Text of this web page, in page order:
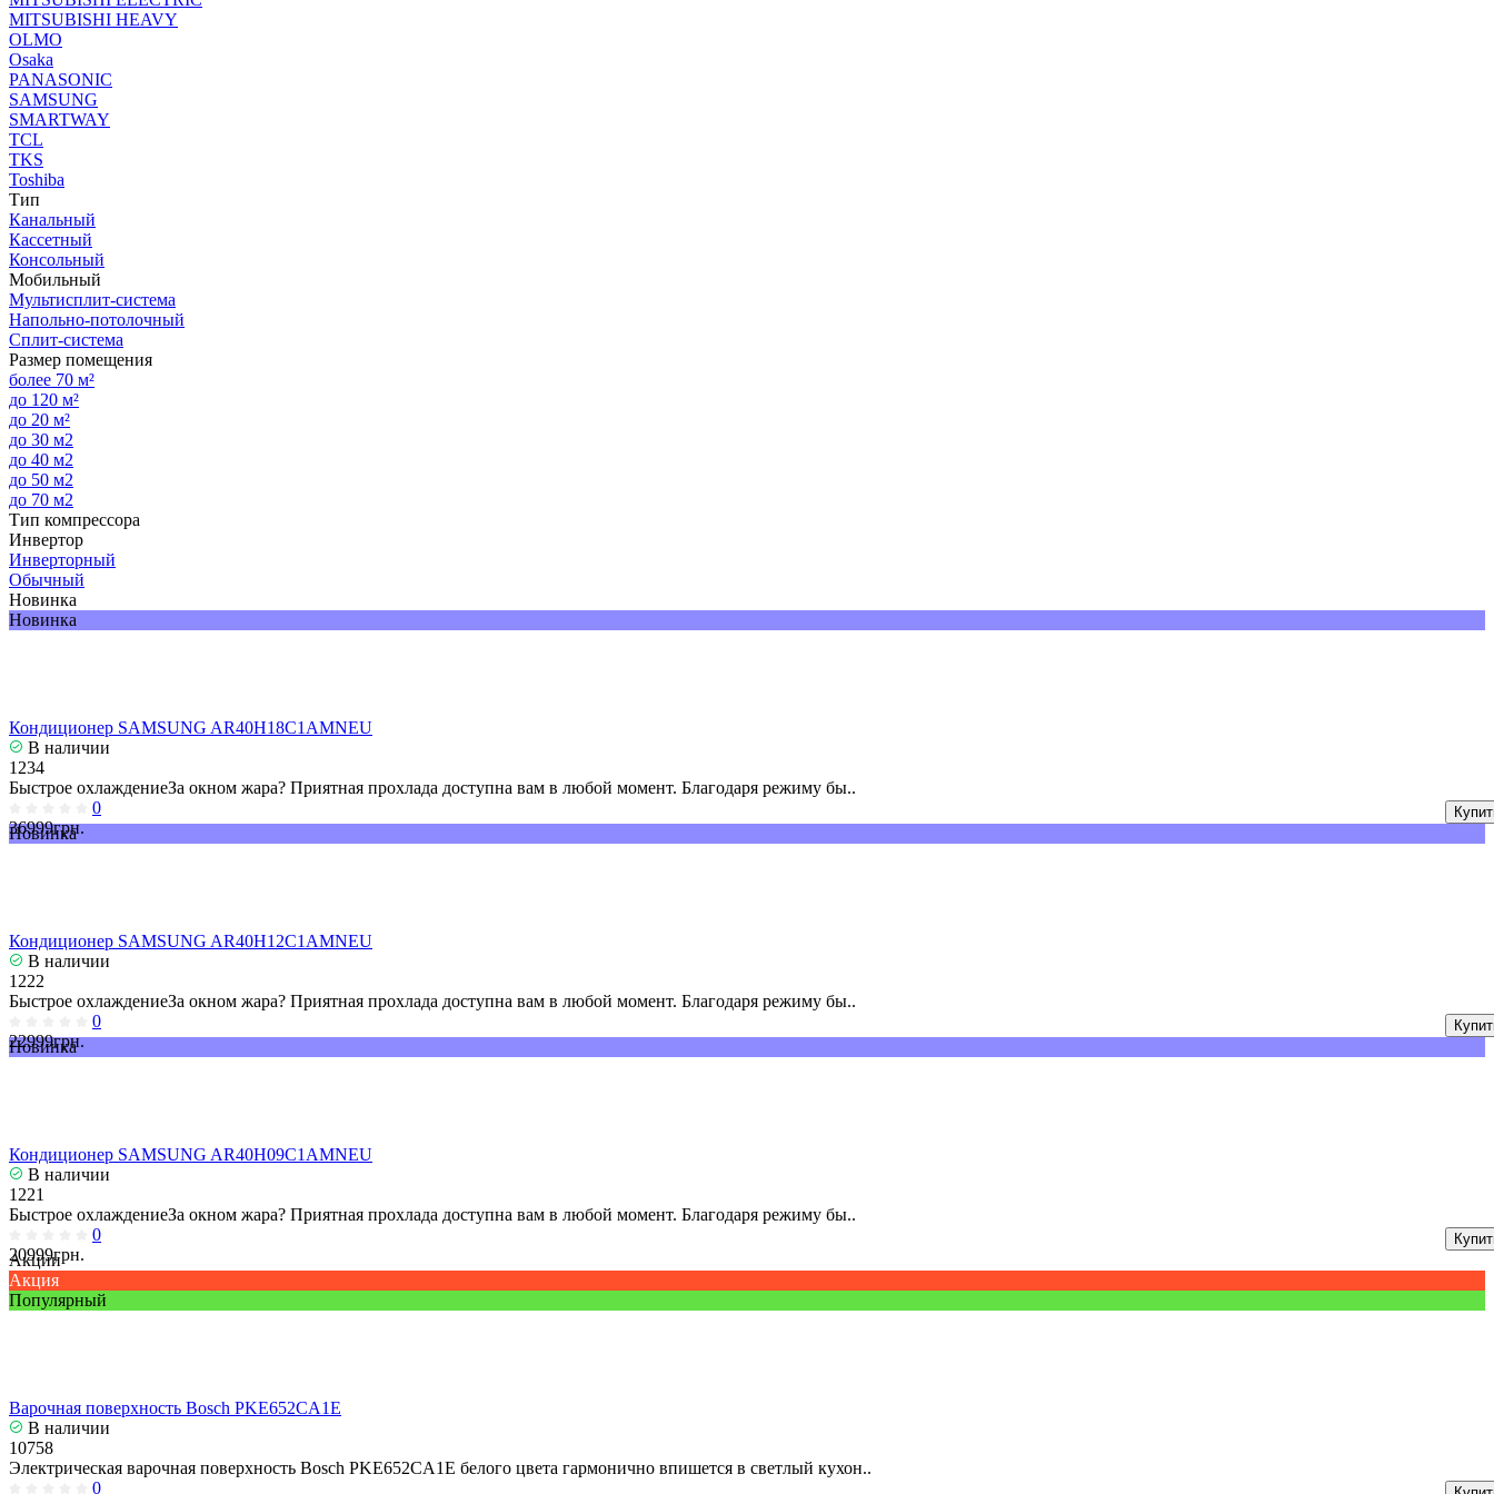
MITSUBISHI HEAVY
OLMO
Osaka
PANASONIC
SAMSUNG
SMARTWAY
TCL
TKS
Toshiba
Тип
Канальный
Кассетный
Консольный
Мобильный
Мультисплит-система
Напольно-потолочный
Сплит-система
Размер помещения
более 70 м²
до 120 м²
до 20 м²
до 30 м2
до 40 м2
до 50 м2
до 70 м2
Тип компрессора
Инвертор
Инверторный
Обычный
Новинка
Новинка
Кондиционер SAMSUNG AR40H18C1AMNEU
В наличии
1234
Быстрое охлаждениеЗа окном жара? Приятная прохлада доступна вам в любой момент. Благодаря режиму бы..
0
36999грн.
Новинка
Кондиционер SAMSUNG AR40H12C1AMNEU
В наличии
1222
Быстрое охлаждениеЗа окном жара? Приятная прохлада доступна вам в любой момент. Благодаря режиму бы..
0
22999грн.
Новинка
Кондиционер SAMSUNG AR40H09C1AMNEU
В наличии
1221
Быстрое охлаждениеЗа окном жара? Приятная прохлада доступна вам в любой момент. Благодаря режиму бы..
0
20999грн.
Акции
Акция
Популярный
Варочная поверхность Bosch PKE652CA1E
В наличии
10758
Электрическая варочная поверхность Bosch PKE652CA1E белого цвета гармонично впишется в светлый кухон..
0